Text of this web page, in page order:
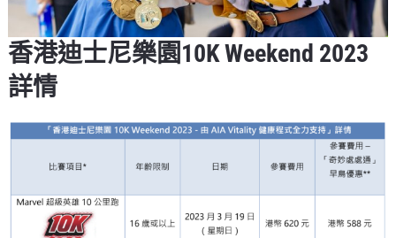
香港迪士尼樂園10K Weekend 2023
詳情